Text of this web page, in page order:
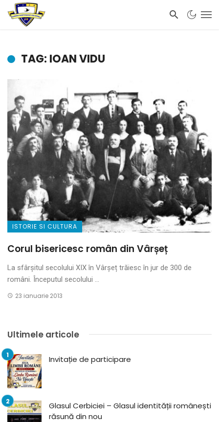
TAG: IOAN VIDU
ISTORIE SI CULTURA
Corul bisericesc român din Vârșeț
La sfârșitul secolului XIX în Vârșeț trăiesc în jur de 300 de
români. Începutul secolului ...
23 ianuarie 2013
Ultimele articole
Invitație de participare
Glasul Cerbiciei – Glasul identității românești
răsună din nou